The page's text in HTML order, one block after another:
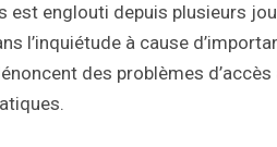
est englouti depuis plusieurs
l’inquiétude à cause
des problèmes